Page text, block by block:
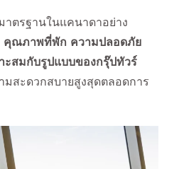
าตรฐานในแคนาดาอย่าง
คุณภาพที่พัก ความปลอดภัย
ะสมกับรูปแบบของกรุ๊ปทัวร์
มสะดวกสบายสูงสุดตลอดการ